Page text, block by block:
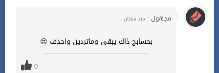
مجهول : منذ سنتان
بحسابج ذاك يبقى وماتردين واحذف 😒
0